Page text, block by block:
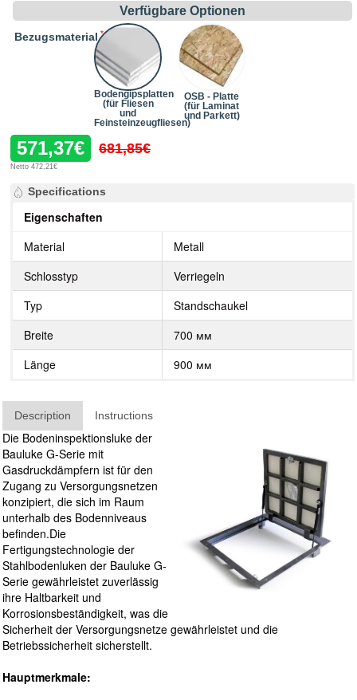
571,37€ 681,85€
Netto 472,21€
Verfügbare Optionen
Bezugsmaterial
Bodengipsplatten
(für Fliesen
und
Feinsteinzeugfliesen)
OSB - Platte
(für Laminat
und Parkett)
Specifications
Eigenschaften
Material
Metall
Schlosstyp
Verriegeln
Typ
Standschaukel
Breite
700 мм
Länge
900 мм
Description Instructions
Die Bodeninspektionsluke der
Bauluke G-Serie mit
Gasdruckdämpfern ist für den
Zugang zu Versorgungsnetzen
konzipiert, die sich im Raum
unterhalb des Bodenniveaus
befinden.Die
Fertigungstechnologie der
Stahlbodenluken der Bauluke G-
Serie gewährleistet zuverlässig
ihre Haltbarkeit und
Korrosionsbeständigkeit, was die
Sicherheit der Versorgungsnetze gewährleistet und die
Betriebssicherheit sicherstellt.
Hauptmerkmale: